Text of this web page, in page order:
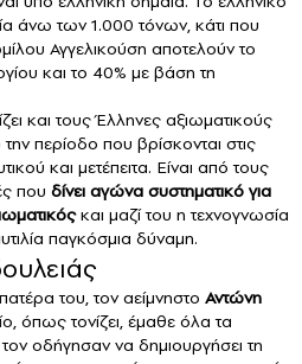
άνω των 1.000 τόνων, κάτι που
Αγγελικούση αποτελούν το
και το 40% με βάση τη
και τους Έλληνες αξιωματικούς
περίοδο που βρίσκονται στις
και μετέπειτα. Είναι από τους
που δίνει αγώνα συστηματικό για
και μαζί του η τεχνογνωσία
παγκόσμια δύναμη.
του, τον αείμνηστο Αντώνη
όπως τονίζει, έμαθε όλα τα
οδήγησαν να δημιουργήσει τη